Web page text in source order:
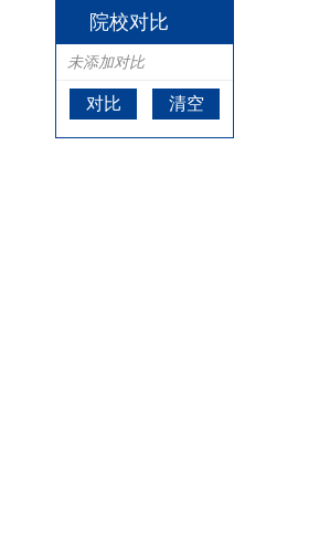
院校对比
未添加对比
对比 清空